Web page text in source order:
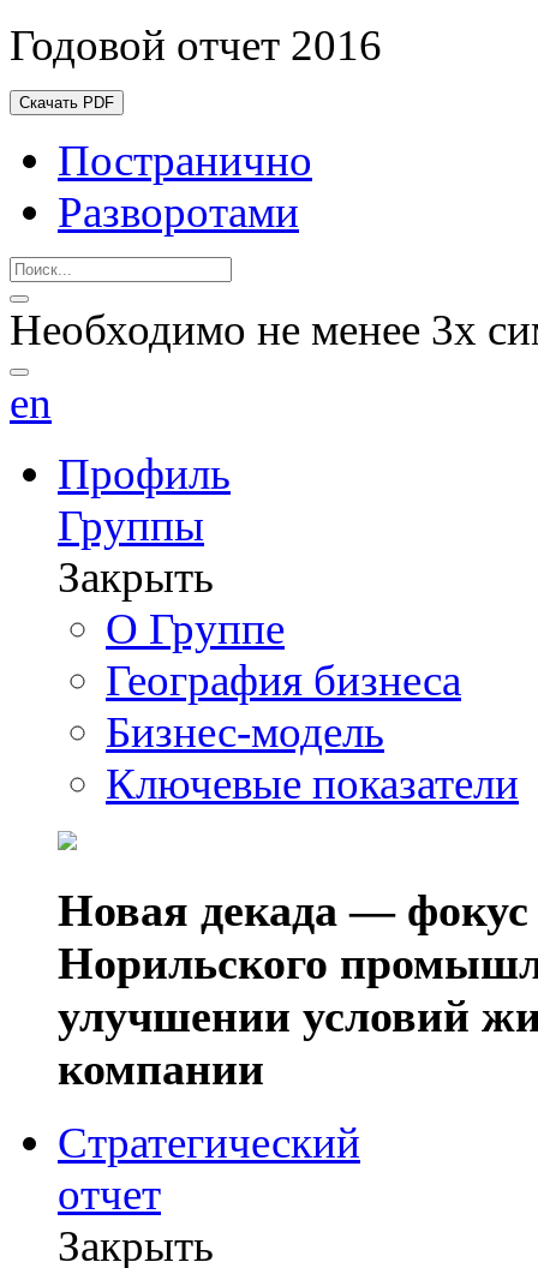
Годовой отчет 2016
Скачать PDF
Постранично
Разворотами
Необходимо не менее 3х
en
Профиль
Группы
Закрыть
О Группе
География бизнеса
Бизнес-модель
Ключевые показатели
Новая декада — фокус
Норильского
улучшении условий
компании
Стратегический
отчет
Закрыть